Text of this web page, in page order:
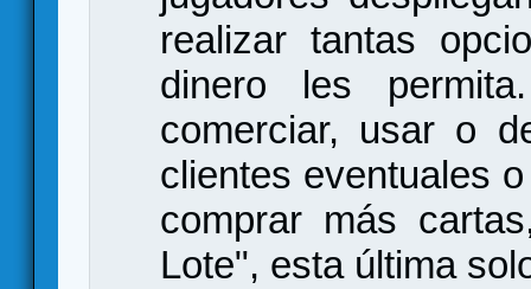
realizar tantas
dinero les
comerciar, usar o
clientes eventuales
comprar más
Lote", esta última